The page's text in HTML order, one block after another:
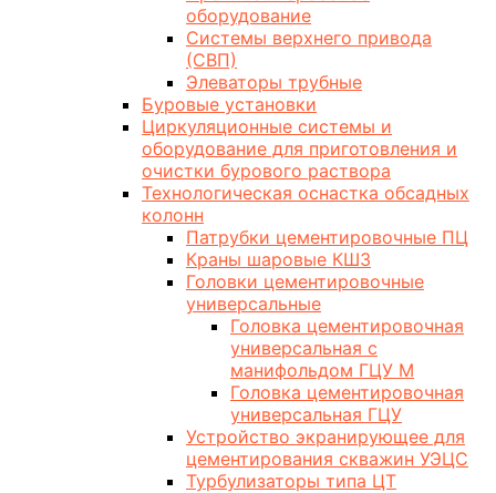
оборудование
Системы верхнего привода
(СВП)
Элеваторы трубные
Буровые установки
Циркуляционные системы и
оборудование для приготовления и
очистки бурового раствора
Технологическая оснастка обсадных
колонн
Патрубки цементировочные ПЦ
Краны шаровые КШЗ
Головки цементировочные
универсальные
Головка цементировочная
универсальная с
манифольдом ГЦУ М
Головка цементировочная
универсальная ГЦУ
Устройство экранирующее для
цементирования скважин УЭЦС
Турбулизаторы типа ЦТ